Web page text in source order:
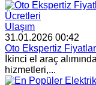
Ulaşım
31.01.2026 00:42
Oto Ekspertiz
İkinci el araç
hizmetleri,...